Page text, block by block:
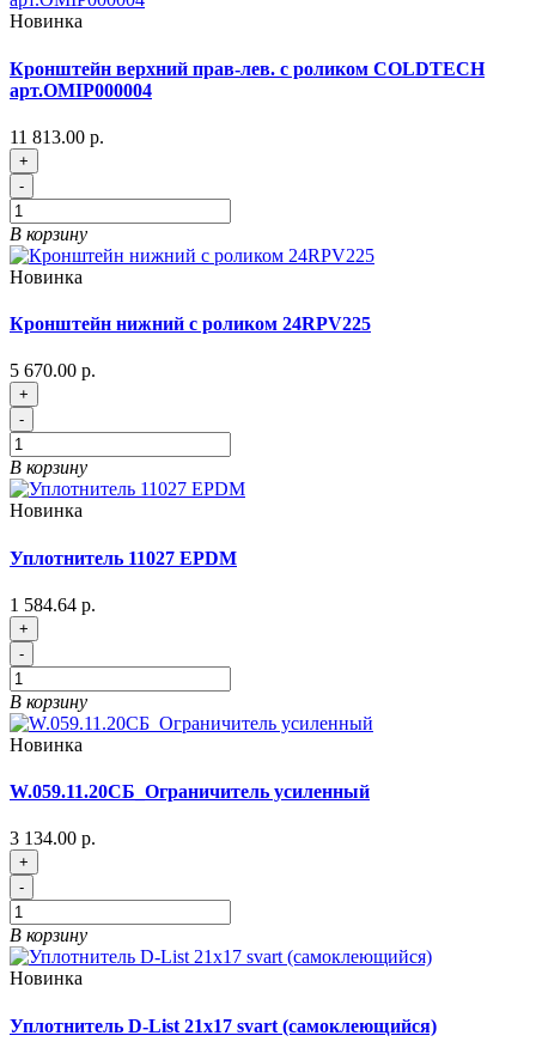
Новинка
Кронштейн верхний прав-лев. с роликом COLDTECH
арт.OMIP000004
11 813.00 р.
+
-
В корзину
Новинка
Кронштейн нижний с роликом 24RPV225
5 670.00 р.
+
-
В корзину
Новинка
Уплотнитель 11027 EPDM
1 584.64 р.
+
-
В корзину
Новинка
W.059.11.20СБ_Ограничитель усиленный
3 134.00 р.
+
-
В корзину
Новинка
Уплотнитель D-List 21x17 svart (самоклеющийся)